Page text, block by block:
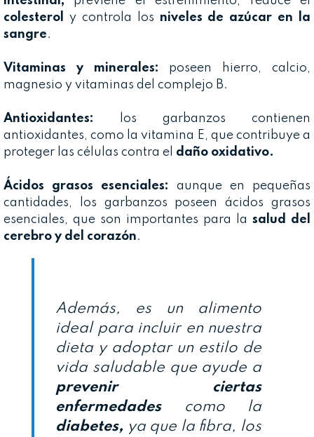
colesterol
y controla los niveles de azúcar en la
sangre.
Vitaminas y minerales: poseen hierro, calcio,
magnesio y vitaminas del complejo B.
Antioxidantes:
los garbanzos contienen
antioxidantes, como la vitamina E, que contribuye a
proteger las células contra el daño oxidativo.
Ácidos grasos esenciales:
aunque en pequeñas
cantidades, los garbanzos poseen ácidos grasos
esenciales, que son importantes para la salud del
cerebro y del corazón.
Además, es un alimento
ideal para incluir en nuestra
dieta y adoptar un estilo de
vida saludable que ayude a
prevenir ciertas
enfermedadescomo la
diabetes, ya que la fibra, los